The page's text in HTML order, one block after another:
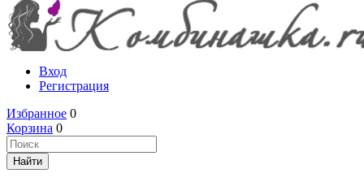
Вход
Регистрация
Избранное 0
Корзина 0